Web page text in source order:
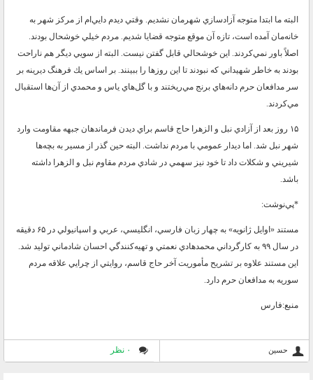
البته ما ابتدا متوجه آزادسازي شهرمان نشديم. وقتي ديدم دايي‌ام از مركز شهر به
خانه‌مان آمده است، تازه آن موقع متوجه قضايا شديم. مردم خيلي خوشحال بودند.
اصلاً باور نمي‌كردند. اين خوشحالي قابل گفتن نيست. البته از سويي ديگر هم ناراحت
بودند به خاطر شهيداني كه نبودند تا اين روز‌ها را ببينند. بر اساس يك فرهنگ ديرينه بر
سر مدافعان حرم دانه‌هاي برنج مي‌ريختند و با گل‌هاي ياس و محمدي از آن‌ها استقبال
مي‌كردند.
۱۵ روز بعد از آزادي نبل و الزهرا حاج قاسم براي ديدن فرماندهان جبهه مقاومت وارد
شهر نبل شد. اما ديدار عمومي با مردم نداشت. البته حين گذر از مسير به بچه‌ها
شيريني و شكلات داد تا خود نيز سهمي در شادي مردم مقاوم نبل و الزهرا داشته
باشد.
*پي‌نوشت:
مستند «اوايل ژانويه» به چهار زبان فارسي، انگليسي، عربي و اسپانيولي در ۶۵ دقيقه
در سال ۹۹ به كارگرداني محمدهادي نعمتي و تهيه‌كنندگي احسان شادماني توليد شد.
اين مستند علاوه بر تشريح مأموريت آخر حاج قاسم، روايتي از چرايي علاقه مردم
سوريه به مدافعان حرم دارد.
منبع:فارس
حسين ۰ نظر